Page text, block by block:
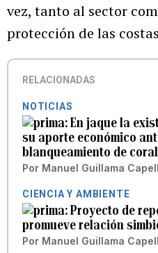
vez, tanto al sector
protección de las
RELACIONADAS
NOTICIAS
En jaque la
su aporte económico
blanqueamiento de
Por Manuel Guillama
CIENCIA Y AMBIENTE
Proyecto de
promueve relación
Por Manuel Guillama